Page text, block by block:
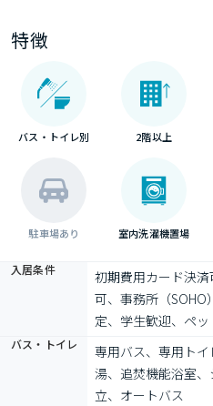
特徴
バス・トイレ別 2階以上
駐車場あり 室内洗濯機置場
入居条件
初期費用カード決
可、事務所（
定、学生歓迎、ペ
バス・トイレ
専用バス、専用ト
湯、追焚機能浴室
立、オートバス